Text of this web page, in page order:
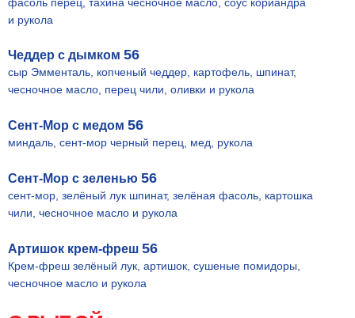
фасоль перец, тахина чесночное масло, соус кориандра
и рукола
Чеддер с дымком
сыр Эмменталь, копченый чеддер, картофель, шпинат,
чесночное масло, перец чили, оливки и рукола
Сент-Мор с медом
миндаль, сент-мор черный перец, мед, рукола
Сент-Мор с зеленью
сент-мор, зелёный лук шпинат, зелёная фасоль, картошка
чили, чесночное масло и рукола
Артишок крем-фреш
Крем-фреш зелёный лук, артишок, сушеные помидоры,
чесночное масло и рукола